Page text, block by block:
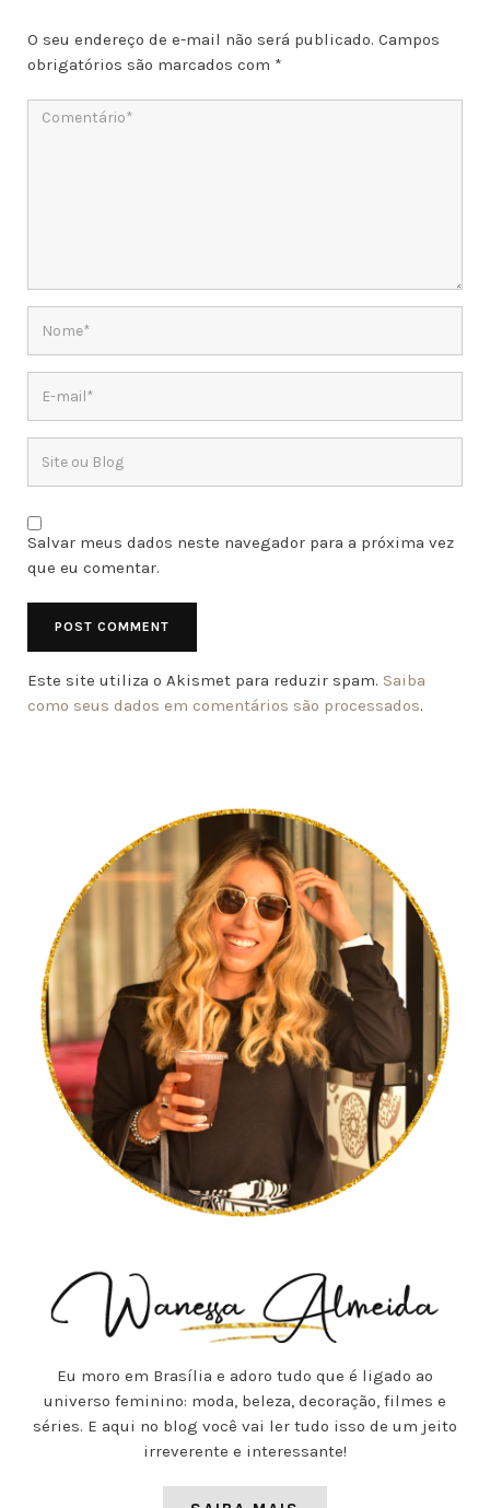
O seu endereço de e-mail não será publicado. Campos
obrigatórios são marcados com *
Salvar meus dados neste navegador para a próxima vez
que eu comentar.
Este site utiliza o Akismet para reduzir spam. Saiba
como seus dados em comentários são processados.
Eu moro em Brasília e adoro tudo que é ligado ao
universo feminino: moda, beleza, decoração, filmes e
séries. E aqui no blog você vai ler tudo isso de um jeito
irreverente e interessante!